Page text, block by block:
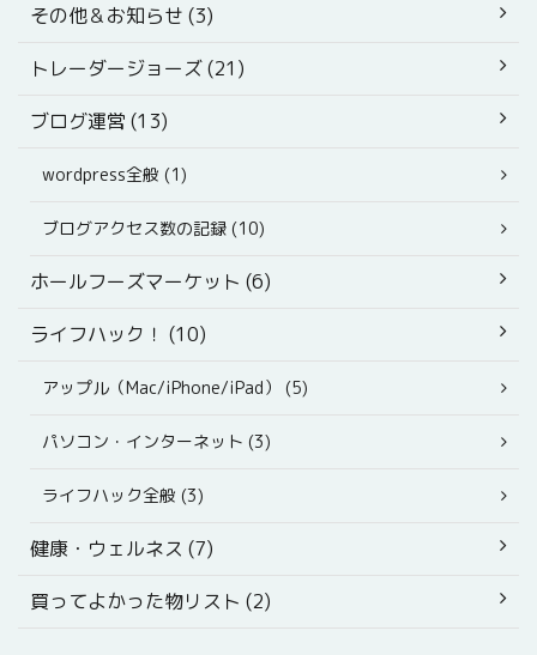
その他＆お知らせ (3)
トレーダージョーズ (21)
ブログ運営 (13)
wordpress全般 (1)
ブログアクセス数の記録 (10)
ホールフーズマーケット (6)
ライフハック！ (10)
アップル（Mac/iPhone/iPad） (5)
パソコン・インターネット (3)
ライフハック全般 (3)
健康・ウェルネス (7)
買ってよかった物リスト (2)